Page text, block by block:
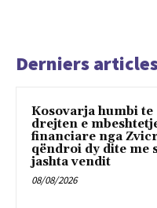
Derniers
Kosovarja humbi te
drejten e
financiare nga
qëndroi dy dite me
jashta vendit
08/08/2026